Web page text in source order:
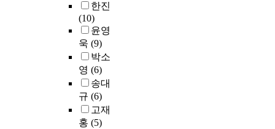
한진
(10)
윤영
욱 (9)
박소
영 (6)
송대
규 (6)
고재
홍 (5)